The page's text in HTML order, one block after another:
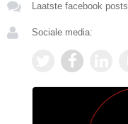
Laatste facebook posts
Sociale media: